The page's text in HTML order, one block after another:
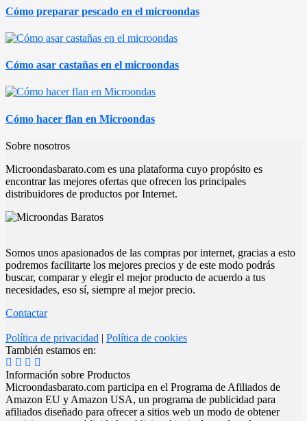
Cómo preparar pescado en el microondas
Cómo asar castañas en el microondas
Cómo hacer flan en Microondas
Sobre nosotros
Microondasbarato.com es una plataforma cuyo propósito es
encontrar las mejores ofertas que ofrecen los principales
distribuidores de productos por Internet.
Somos unos apasionados de las compras por internet, gracias a esto
podremos facilitarte los mejores precios y de este modo podrás
buscar, comparar y elegir el mejor producto de acuerdo a tus
necesidades, eso sí, siempre al mejor precio.
Contactar
Política de privacidad | Política de cookies
También estamos en:
Información sobre Productos
Microondasbarato.com participa en el Programa de Afiliados de
Amazon EU y Amazon USA, un programa de publicidad para
afiliados diseñado para ofrecer a sitios web un modo de obtener